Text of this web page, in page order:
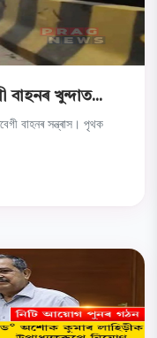
বাহনৰ খুন্দাত...
বাহনৰ সন্ত্ৰাস। পৃথক